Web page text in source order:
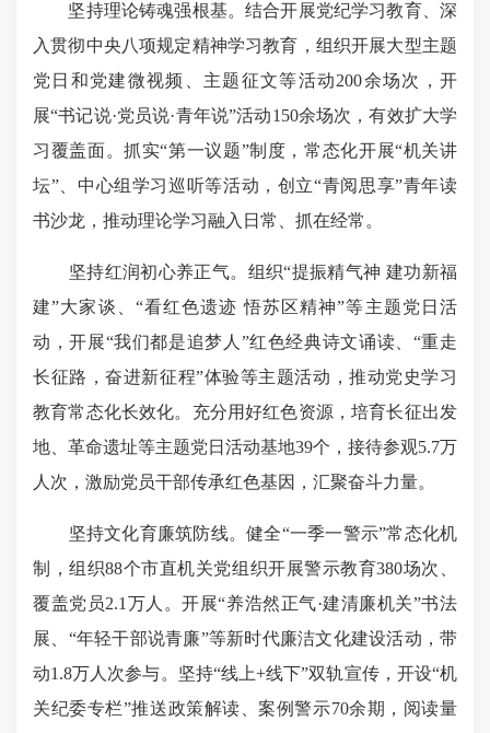
坚持理论铸魂强根基。结合开展党纪学习教育、深
入贯彻中央八项规定精神学习教育，组织开展大型主题
党日和党建微视频、主题征文等活动200余场次，开
展“书记说·党员说·青年说”活动150余场次，有效扩大学
习覆盖面。抓实“第一议题”制度，常态化开展“机关讲
坛”、中心组学习巡听等活动，创立“青阅思享”青年读
书沙龙，推动理论学习融入日常、抓在经常。
坚持红润初心养正气。组织“提振精气神 建功新福
建”大家谈、“看红色遗迹 悟苏区精神”等主题党日活
动，开展“我们都是追梦人”红色经典诗文诵读、“重走
长征路，奋进新征程”体验等主题活动，推动党史学习
教育常态化长效化。充分用好红色资源，培育长征出发
地、革命遗址等主题党日活动基地39个，接待参观5.7万
人次，激励党员干部传承红色基因，汇聚奋斗力量。
坚持文化育廉筑防线。健全“一季一警示”常态化机
制，组织88个市直机关党组织开展警示教育380场次、
覆盖党员2.1万人。开展“养浩然正气·建清廉机关”书法
展、“年轻干部说青廉”等新时代廉洁文化建设活动，带
动1.8万人次参与。坚持“线上+线下”双轨宣传，开设“机
关纪委专栏”推送政策解读、案例警示70余期，阅读量